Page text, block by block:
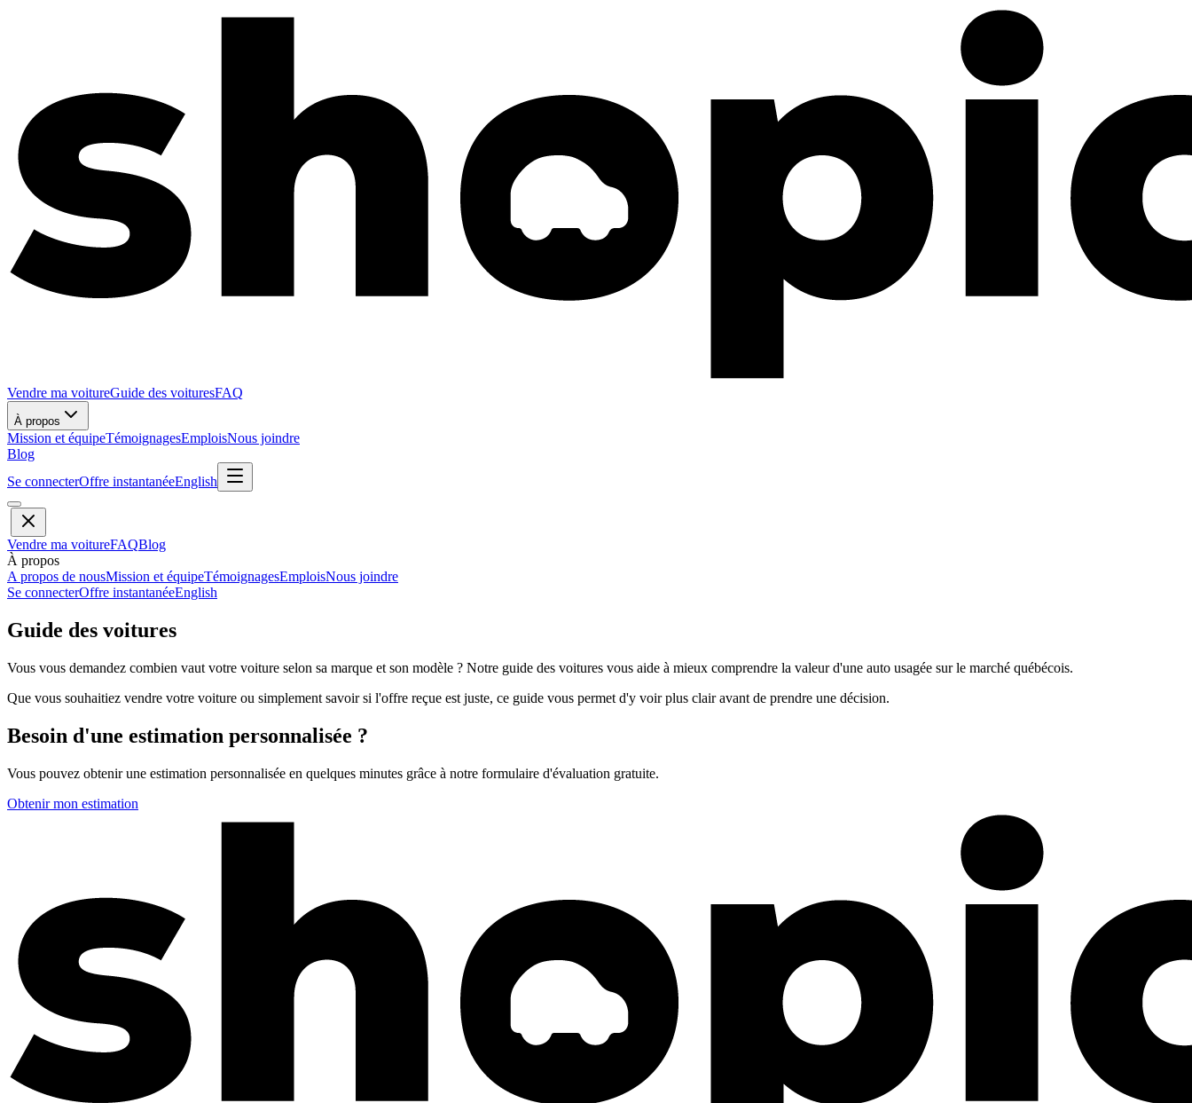
Vendre ma voitureGuide des voituresFAQ
À propos
Mission et équipeTémoignagesEmploisNous joindre
Blog
Se connecterOffre instantanéeEnglish
Vendre ma voitureFAQBlog
À propos
A propos de nousMission et équipeTémoignagesEmploisNous joindre
Se connecterOffre instantanéeEnglish
Guide des voitures
Vous vous demandez combien vaut votre voiture selon sa marque et son modèle ? Notre guide des voitures vous aide à mieux comprendre la valeur d'une auto usagée sur le marché québécois.
Que vous souhaitiez vendre votre voiture ou simplement savoir si l'offre reçue est juste, ce guide vous permet d'y voir plus clair avant de prendre une décision.
Besoin d'une estimation personnalisée ?
Vous pouvez obtenir une estimation personnalisée en quelques minutes grâce à notre formulaire d'évaluation gratuite.
Obtenir mon estimation